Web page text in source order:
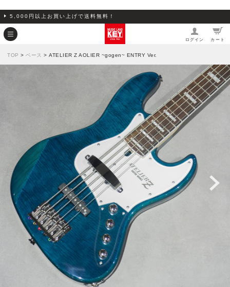
5,000円以上お買い上げで送料無料！
ログイン カート
TOP > ベース > ATELIER Z AOLIER ~gogen~ ENTRY Ver.